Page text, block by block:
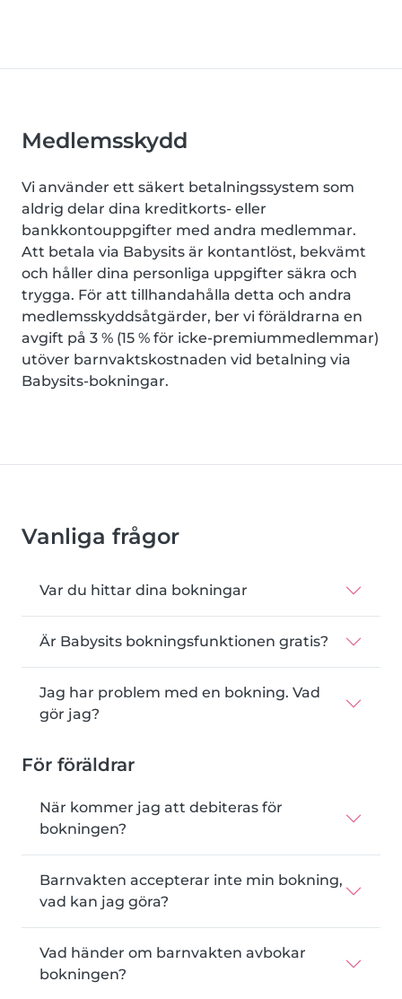
Medlemsskydd
Vi använder ett säkert betalningssystem som
aldrig delar dina kreditkorts- eller
bankkontouppgifter med andra medlemmar.
Att betala via Babysits är kontantlöst, bekvämt
och håller dina personliga uppgifter säkra och
trygga. För att tillhandahålla detta och andra
medlemsskyddsåtgärder, ber vi föräldrarna en
avgift på 3 % (15 % för icke-premiummedlemmar)
utöver barnvaktskostnaden vid betalning via
Babysits-bokningar.
Vanliga frågor
Var du hittar dina bokningar
Är Babysits bokningsfunktionen gratis?
Jag har problem med en bokning. Vad
gör jag?
För föräldrar
När kommer jag att debiteras för
bokningen?
Barnvakten accepterar inte min bokning,
vad kan jag göra?
Vad händer om barnvakten avbokar
bokningen?